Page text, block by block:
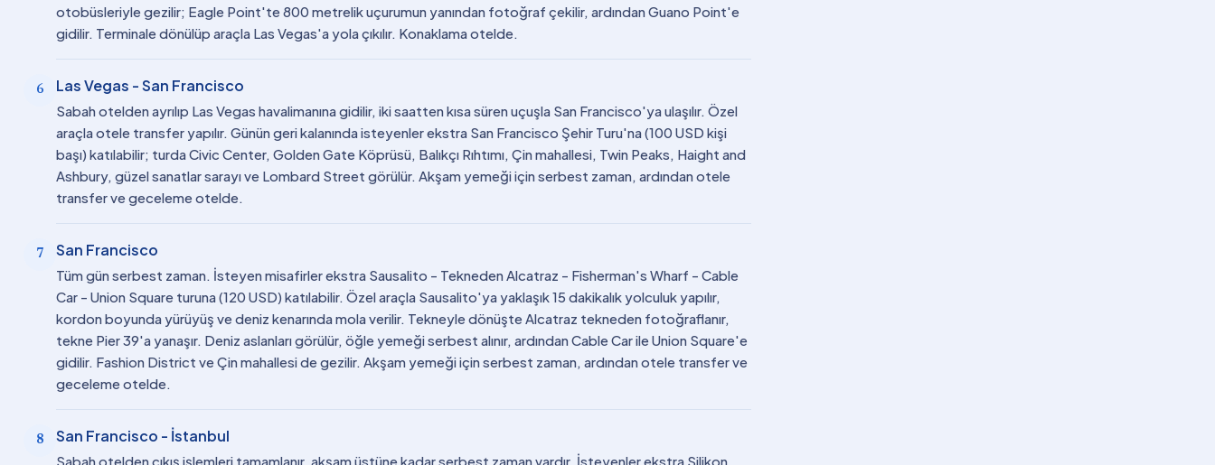
otobüsleriyle gezilir; Eagle Point'te 800 metrelik uçurumun yanından fotoğraf çekilir, ardından Guano Point'e
gidilir. Terminale dönülüp araçla Las Vegas'a yola çıkılır. Konaklama otelde.
6 Las Vegas - San Francisco
Sabah otelden ayrılıp Las Vegas havalimanına gidilir, iki saatten kısa süren uçuşla San Francisco'ya ulaşılır. Özel
araçla otele transfer yapılır. Günün geri kalanında isteyenler ekstra San Francisco Şehir Turu'na (100 USD kişi
başı) katılabilir; turda Civic Center, Golden Gate Köprüsü, Balıkçı Rıhtımı, Çin mahallesi, Twin Peaks, Haight and
Ashbury, güzel sanatlar sarayı ve Lombard Street görülür. Akşam yemeği için serbest zaman, ardından otele
transfer ve geceleme otelde.
7 San Francisco
Tüm gün serbest zaman. İsteyen misafirler ekstra Sausalito - Tekneden Alcatraz - Fisherman's Wharf - Cable
Car - Union Square turuna (120 USD) katılabilir. Özel araçla Sausalito'ya yaklaşık 15 dakikalık yolculuk yapılır,
kordon boyunda yürüyüş ve deniz kenarında mola verilir. Tekneyle dönüşte Alcatraz tekneden fotoğraflanır,
tekne Pier 39'a yanaşır. Deniz aslanları görülür, öğle yemeği serbest alınır, ardından Cable Car ile Union Square'e
gidilir. Fashion District ve Çin mahallesi de gezilir. Akşam yemeği için serbest zaman, ardından otele transfer ve
geceleme otelde.
8 San Francisco - İstanbul
Sabah otelden çıkış işlemleri tamamlanır, akşam üstüne kadar serbest zaman vardır. İsteyenler ekstra Silikon